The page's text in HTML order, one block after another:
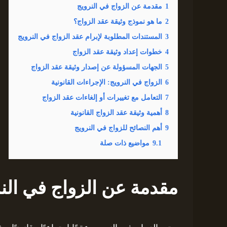
1 مقدمة عن الزواج في النرويج
2 ما هو نموذج وثيقة عقد الزواج؟
3
المستندات المطلوبة لإبرام عقد الزواج في النرويج
4 خطوات إعداد وثيقة عقد الزواج
5
الجهات المسؤولة عن إصدار وثيقة عقد الزواج
6
الزواج في النرويج: الإجراءات القانونية
7
التعامل مع تغييرات أو إلغاءات عقد الزواج
8
أهمية وثيقة عقد الزواج القانونية
9
أهم النصائح للزواج في النرويج
9.1 مواضيع ذات صلة
مقدمة عن الزواج في